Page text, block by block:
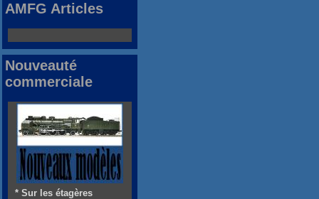
AMFG Articles
Nouveauté
commerciale
* Sur les étagères